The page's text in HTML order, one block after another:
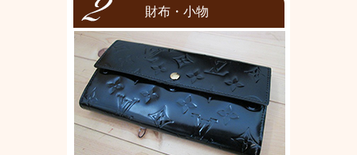
財布・小物